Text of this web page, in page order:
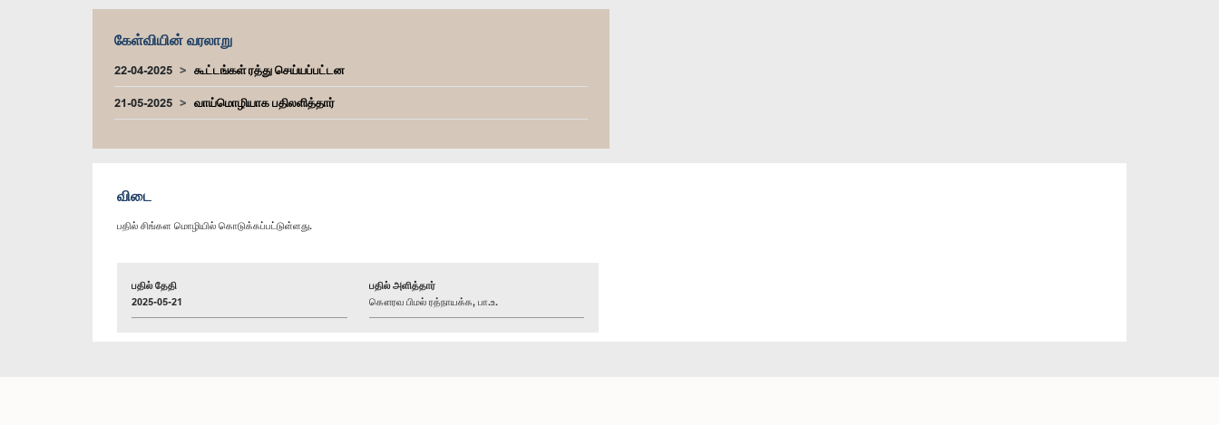
கேள்வியின் வரலாறு
22-04-2025
கூட்டங்கள் ரத்து செய்யப்பட்டன
21-05-2025
வாய்மொழியாக பதிலளித்தார்
விடை
பதில் சிங்கள மொழியில் கொடுக்கப்பட்டுள்ளது.
பதில் தேதி
2025-05-21
பதில் அளித்தார்
கௌரவ பிமல் ரத்நாயக்க, பா.உ.